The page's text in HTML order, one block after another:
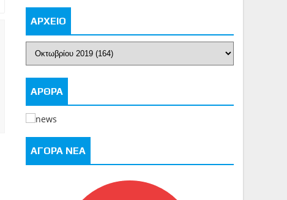
ΑΡΧΕΙΟ
ΑΡΘΡΑ
ΑΓΟΡΑ ΝΕΑ